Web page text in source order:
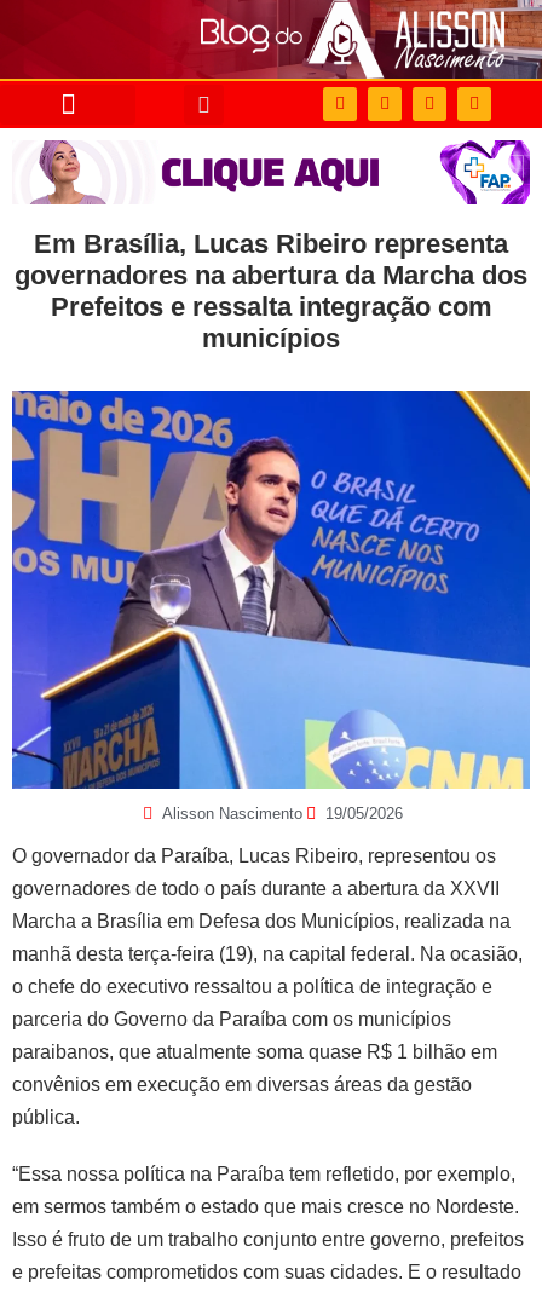
Em Brasília, Lucas Ribeiro representa
governadores na abertura da Marcha dos
Prefeitos e ressalta integração com
municípios
Alisson Nascimento 19/05/2026
O governador da Paraíba, Lucas Ribeiro, representou os
governadores de todo o país durante a abertura da XXVII
Marcha a Brasília em Defesa dos Municípios, realizada na
manhã desta terça-feira (19), na capital federal. Na ocasião,
o chefe do executivo ressaltou a política de integração e
parceria do Governo da Paraíba com os municípios
paraibanos, que atualmente soma quase R$ 1 bilhão em
convênios em execução em diversas áreas da gestão
pública.
“Essa nossa política na Paraíba tem refletido, por exemplo,
em sermos também o estado que mais cresce no Nordeste.
Isso é fruto de um trabalho conjunto entre governo, prefeitos
e prefeitas comprometidos com suas cidades. E o resultado